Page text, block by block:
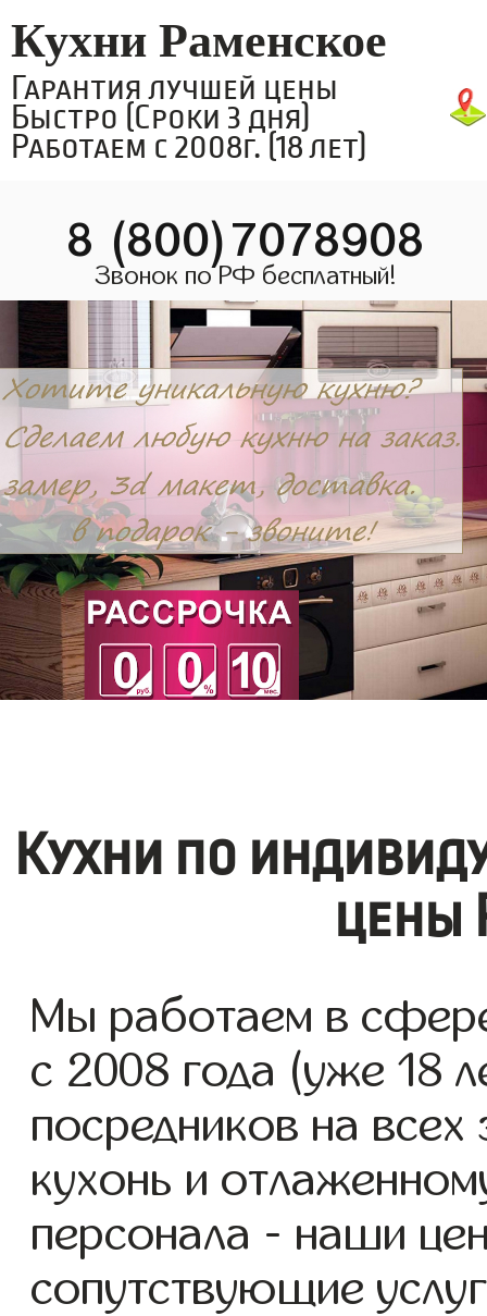
Кухни Раменское
Гарантия лучшей цены
Быстро (Сроки 3 дня)
Работаем с 2008г. (18 лет)
8 (800)7078908
Звонок по РФ бесплатный!
Кухни по
цены
Мы работаем в
с 2008 года (уже 18
посредников на всех
кухонь и
персонала - наши
сопутствующие